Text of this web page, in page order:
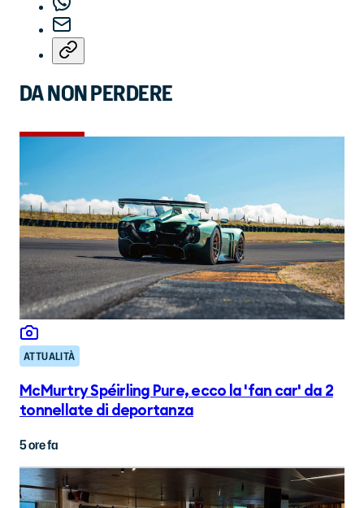
DA NON PERDERE
ATTUALITÀ
McMurtry Spéirling Pure, ecco la 'fan car' da 2
tonnellate di deportanza
5 ore fa